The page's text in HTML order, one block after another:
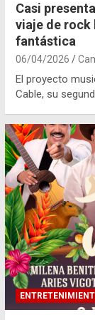
Casi
viaje de rock
fantástica
06/04/2026
El proyecto
Cable, su